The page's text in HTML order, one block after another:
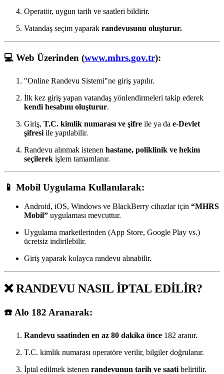
Operatör, uygun tarih ve saatleri bildirir.
Vatandaş seçim yaparak randevusunu oluşturur.
💻 Web Üzerinden (www.mhrs.gov.tr):
"Online Randevu Sistemi"ne giriş yapılır.
İlk kez giriş yapan vatandaş yönlendirmeleri takip ederek
kendi hesabını oluşturur.
Giriş, T.C. kimlik numarası ve şifre ile ya da e-Devlet
şifresi ile yapılabilir.
Randevu alınmak istenen hastane, poliklinik ve hekim
seçilerek işlem tamamlanır.
📱 Mobil Uygulama Kullanılarak:
Android, iOS, Windows ve BlackBerry cihazlar için “MHRS
Mobil” uygulaması mevcuttur.
Uygulama marketlerinden (App Store, Google Play vs.)
ücretsiz indirilebilir.
Giriş yaparak kolayca randevu alınabilir.
❌RANDEVU NASIL İPTAL EDİLİR?
☎️Alo 182 Aranarak:
Randevu saatinden en az 80 dakika önce 182 aranır.
T.C. kimlik numarası operatöre verilir, bilgiler doğrulanır.
İptal edilmek istenen randevunun tarih ve saati belirtilir.